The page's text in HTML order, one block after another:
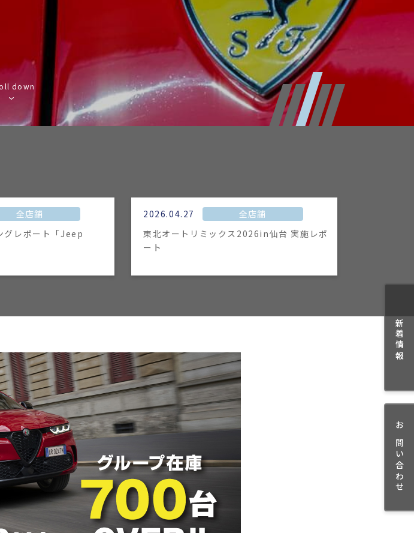
新着情報
お問い合わせ
down
全店舗
グレポート「Jeep
2026.04.27
全店舗
東北オートリミックス2026in仙台 実施レポ
ート